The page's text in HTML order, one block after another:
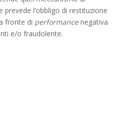
prevede l’obbligo di restituzione
fronte di performancenegativa
e/o fraudolente.